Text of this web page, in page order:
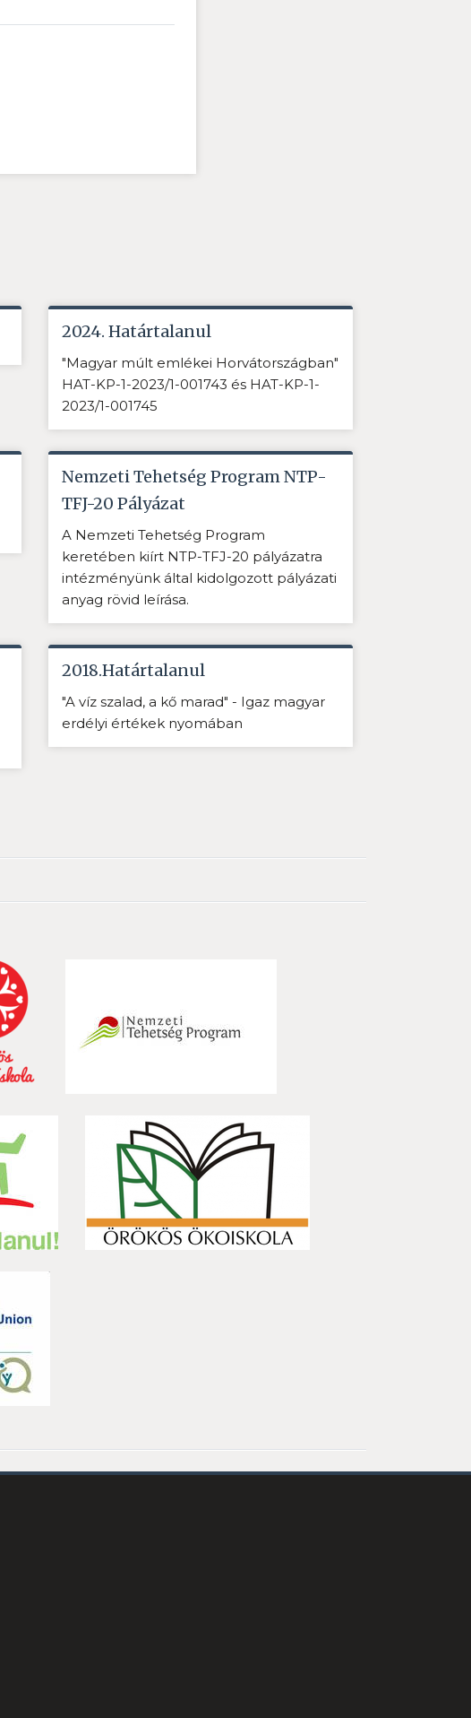
2024. Határtalanul
"Magyar múlt emlékei Horvátországban"
HAT-KP-1-2023/1-001743 és HAT-KP-1-
2023/1-001745
Nemzeti Tehetség Program NTP-
TFJ-20 Pályázat
A Nemzeti Tehetség Program
keretében kiírt NTP-TFJ-20 pályázatra
intézményünk által kidolgozott pályázati
anyag rövid leírása.
2018.Határtalanul
"A víz szalad, a kő marad" - Igaz magyar
erdélyi értékek nyomában